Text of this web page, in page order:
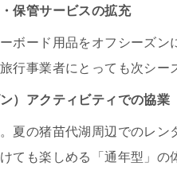
保管サービスの拡充
ボード用品をオフシーズ
行事業者にとっても次シー
）アクティビティでの協業
夏の猪苗代湖周辺でのレ
ても楽しめる「通年型」の